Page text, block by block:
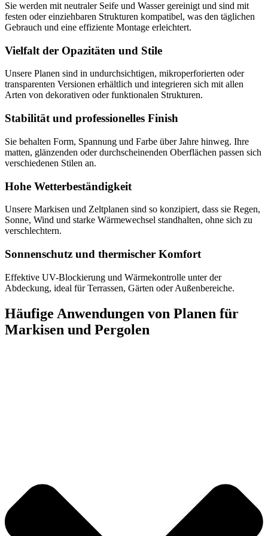
Sie werden mit neutraler Seife und Wasser gereinigt und sind mit
festen oder einziehbaren Strukturen kompatibel, was den täglichen
Gebrauch und eine effiziente Montage erleichtert.
Vielfalt der Opazitäten und Stile
Unsere Planen sind in undurchsichtigen, mikroperforierten oder
transparenten Versionen erhältlich und integrieren sich mit allen
Arten von dekorativen oder funktionalen Strukturen.
Stabilität und professionelles Finish
Sie behalten Form, Spannung und Farbe über Jahre hinweg. Ihre
matten, glänzenden oder durchscheinenden Oberflächen passen sich
verschiedenen Stilen an.
Hohe Wetterbeständigkeit
Unsere Markisen und Zeltplanen sind so konzipiert, dass sie Regen,
Sonne, Wind und starke Wärmewechsel standhalten, ohne sich zu
verschlechtern.
Sonnenschutz und thermischer Komfort
Effektive UV-Blockierung und Wärmekontrolle unter der
Abdeckung, ideal für Terrassen, Gärten oder Außenbereiche.
Häufige Anwendungen von Planen für
Markisen und Pergolen